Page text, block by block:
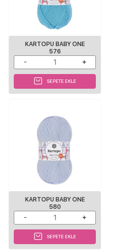
KARTOPU BABY ONE
576
SEPETE EKLE
KARTOPU BABY ONE
580
SEPETE EKLE